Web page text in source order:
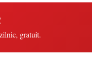
gratuit.